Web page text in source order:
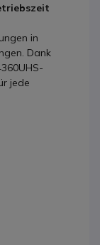
in
Dank
jede